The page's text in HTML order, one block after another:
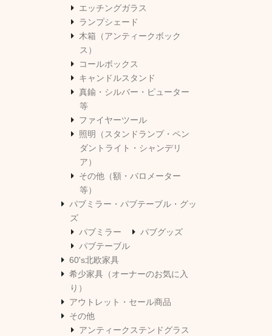
エッチングガラス
ランプシェード
木箱（アンティークボック
ス）
コールボックス
キャンドルスタンド
真鍮・シルバー・ピューター
等
ファイヤーツール
照明（スタンドランプ・ペン
ダントライト・シャンデリ
ア）
その他（額・バロメーター
等）
パブミラー・パブテーブル・グッ
ズ
パブミラー
パブグッズ
パブテーブル
60's北欧家具
希少家具（オーナーのお気に入
り）
アウトレット・セール商品
その他
アンティークステンドグラス